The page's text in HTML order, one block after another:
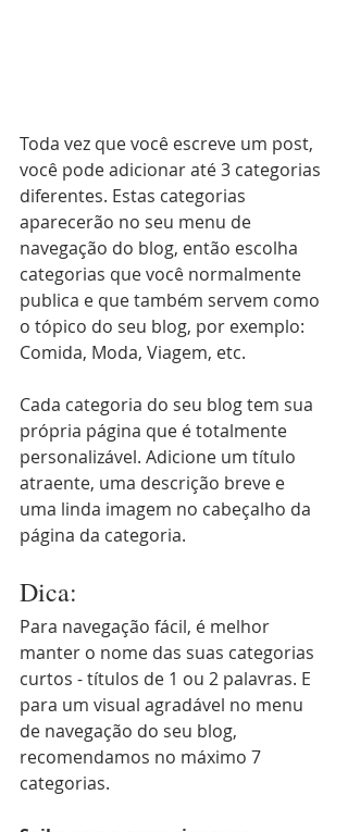
Toda vez que você escreve um post,
você pode adicionar até 3 categorias
diferentes. Estas categorias
aparecerão no seu menu de
navegação do blog, então escolha
categorias que você normalmente
publica e que também servem como
o tópico do seu blog, por exemplo:
Comida, Moda, Viagem, etc.
Cada categoria do seu blog tem sua
própria página que é totalmente
personalizável. Adicione um título
atraente, uma descrição breve e
uma linda imagem no cabeçalho da
página da categoria.
Dica:
Para navegação fácil, é melhor
manter o nome das suas categorias
curtos - títulos de 1 ou 2 palavras. E
para um visual agradável no menu
de navegação do seu blog,
recomendamos no máximo 7
categorias.